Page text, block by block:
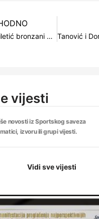
Toni Miletić bronzani na Sarajevo European Openu 2022
vijesti
novosti iz Sportskog saveza
izvoru ili grupi vijesti.
Vidi sve vijesti